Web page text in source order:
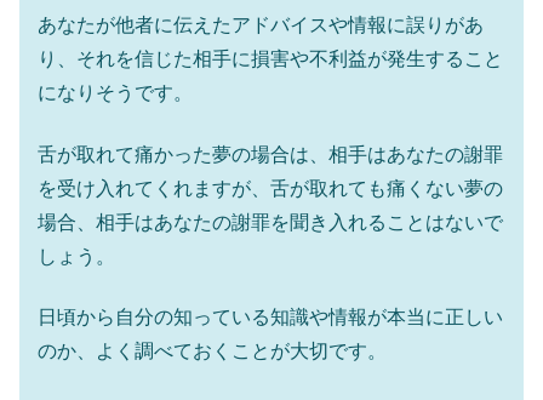
あなたが他者に伝えたアドバイスや情報に誤りがあ
り、それを信じた相手に損害や不利益が発生すること
になりそうです。
舌が取れて痛かった夢の場合は、相手はあなたの謝罪
を受け入れてくれますが、舌が取れても痛くない夢の
場合、相手はあなたの謝罪を聞き入れることはないで
しょう。
日頃から自分の知っている知識や情報が本当に正しい
のか、よく調べておくことが大切です。